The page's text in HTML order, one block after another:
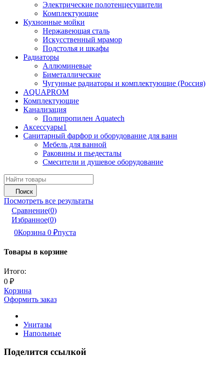
Электрические полотенцесушители
Комплектующие
Кухнонные мойки
Нержавеющая сталь
Искусственный мрамор
Подстолья и шкафы
Радиаторы
Аллюминевые
Биметаллические
Чугунные радиаторы и комплектующие (Россия)
AQUAPROM
Комплектующие
Канализация
Полипропилен Aquatech
Аксессуары1
Санитарный фарфор и оборудование для ванн
Мебель для ванной
Раковины и пьедесталы
Смесители и душевое оборудование
Поиск
Посмотреть все результаты
Сравнение(0)
Избранное(0)
0Корзина 0 ₽пуста
Товары в корзине
Итого:
0 ₽
Корзина
Оформить заказ
Унитазы
Напольные
Поделится ссылкой